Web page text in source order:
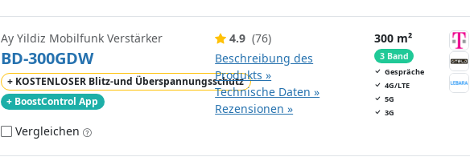
Ay Yildiz Mobilfunk Verstärker
BD-300GDW
+ KOSTENLOSER Blitz-und Überspannungsschutz
+ BoostControl App
Vergleichen
4.9 (76)
Beschreibung des
Produkts »
Technische Daten »
Rezensionen »
300 m²
3 Band
Gespräche
4G/LTE
5G
3G